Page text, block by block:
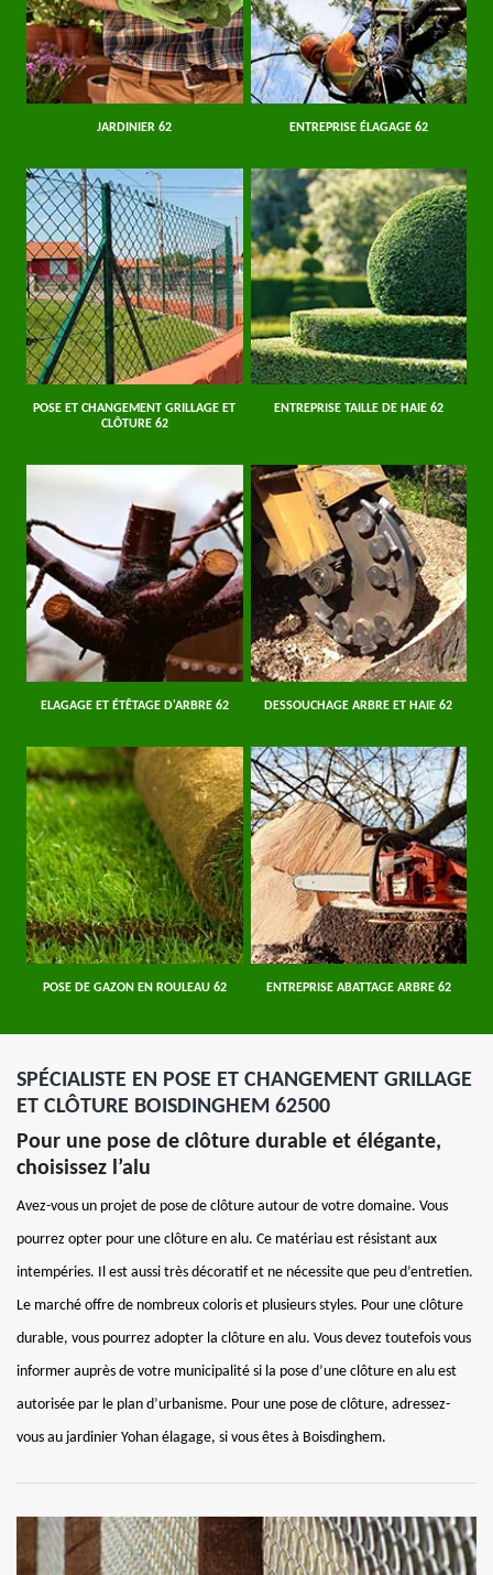
JARDINIER 62 ENTREPRISE ÉLAGAGE 62
POSE ET CHANGEMENT GRILLAGE ET
CLÔTURE 62
ENTREPRISE TAILLE DE HAIE 62
ELAGAGE ET ÉTÊTAGE D'ARBRE 62 DESSOUCHAGE ARBRE ET HAIE 62
POSE DE GAZON EN ROULEAU 62 ENTREPRISE ABATTAGE ARBRE 62
SPÉCIALISTE EN POSE ET CHANGEMENT GRILLAGE
ET CLÔTURE BOISDINGHEM 62500
Pour une pose de clôture durable et élégante,
choisissez l’alu
Avez-vous un projet de pose de clôture autour de votre domaine. Vous
pourrez opter pour une clôture en alu. Ce matériau est résistant aux
intempéries. Il est aussi très décoratif et ne nécessite que peu d’entretien.
Le marché offre de nombreux coloris et plusieurs styles. Pour une clôture
durable, vous pourrez adopter la clôture en alu. Vous devez toutefois vous
informer auprès de votre municipalité si la pose d’une clôture en alu est
autorisée par le plan d’urbanisme. Pour une pose de clôture, adressez-
vous au jardinier Yohan élagage, si vous êtes à Boisdinghem.